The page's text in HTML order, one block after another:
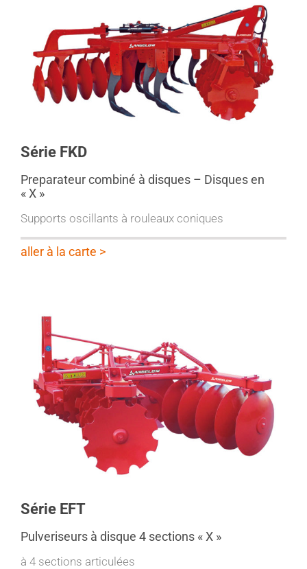
Série FKD
Preparateur combiné à disques – Disques en
« X »
Supports oscillants à rouleaux coniques
aller à la carte >
Série EFT
Pulveriseurs à disque 4 sections « X »
à 4 sections articulées